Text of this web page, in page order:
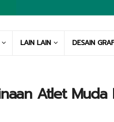
LAIN LAIN DESAIN
Atlet Muda